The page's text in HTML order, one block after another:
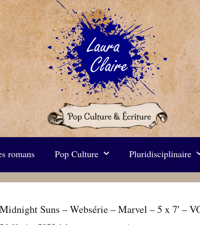
romans Pop Culture Pluridisciplinaire
Midnight Suns – Websérie – Marvel – 5 x 7′ –